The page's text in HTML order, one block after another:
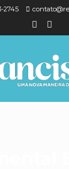
2745